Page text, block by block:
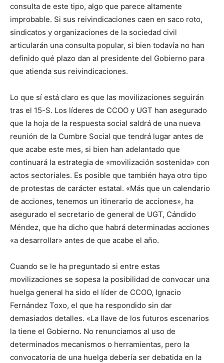
consulta de este tipo, algo que parece altamente
improbable. Si sus reivindicaciones caen en saco roto,
sindicatos y organizaciones de la sociedad civil
articularán una consulta popular, si bien todavía no han
definido qué plazo dan al presidente del Gobierno para
que atienda sus reivindicaciones.
Lo que sí está claro es que las movilizaciones seguirán
tras el 15-S. Los líderes de CCOO y UGT han asegurado
que la hoja de la respuesta social saldrá de una nueva
reunión de la Cumbre Social que tendrá lugar antes de
que acabe este mes, si bien han adelantado que
continuará la estrategia de «movilización sostenida» con
actos sectoriales. Es posible que también haya otro tipo
de protestas de carácter estatal. «Más que un calendario
de acciones, tenemos un itinerario de acciones», ha
asegurado el secretario de general de UGT, Cándido
Méndez, que ha dicho que habrá determinadas acciones
«a desarrollar» antes de que acabe el año.
Cuando se le ha preguntado si entre estas
movilizaciones se sopesa la posibilidad de convocar una
huelga general ha sido el líder de CCOO, Ignacio
Fernández Toxo, el que ha respondido sin dar
demasiados detalles. «La llave de los futuros escenarios
la tiene el Gobierno. No renunciamos al uso de
determinados mecanismos o herramientas, pero la
convocatoria de una huelga debería ser debatida en la